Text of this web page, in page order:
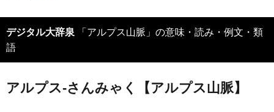
デジタル大辞泉 「アルプス山脈」の意味・読み・例文・類
語
アルプス‐さんみゃく【アルプス山脈】